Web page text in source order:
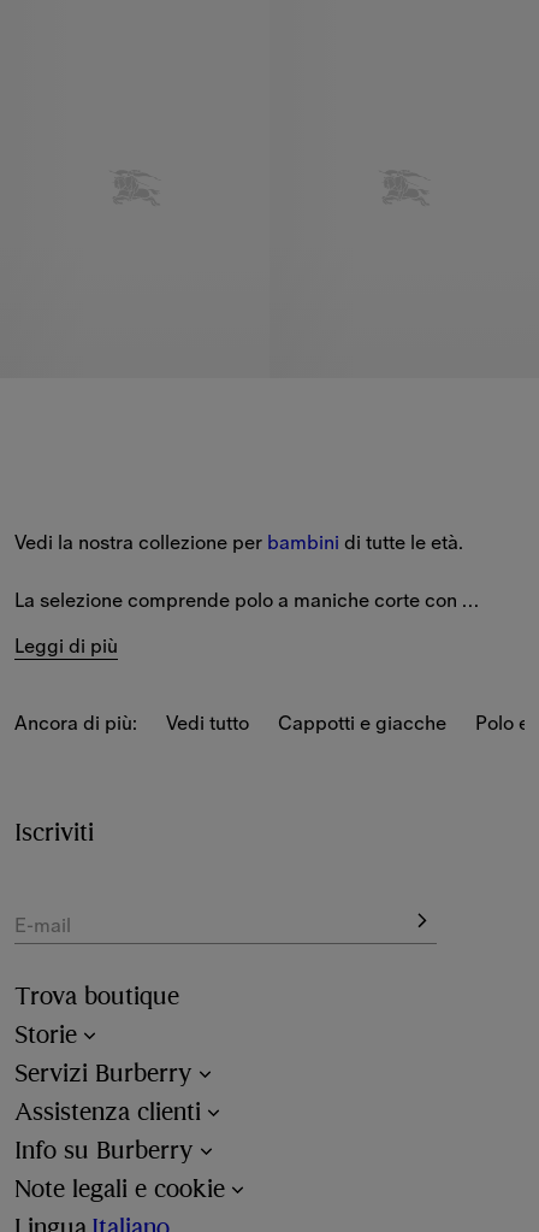
Vedi la nostra collezione per bambini di tutte le età.
La selezione comprende polo a maniche corte con
con Equestrian Knight Design stampato e motivi della
Le classiche T-shirt bianche e nere sono rinnovate con un
Leggi di più
Ancora di più: Vedi tutto Cappotti e giacche Polo e
Iscriviti
E-mail
Trova boutique
Storie
Servizi Burberry
Assistenza clienti
Info su Burberry
Note legali e cookie